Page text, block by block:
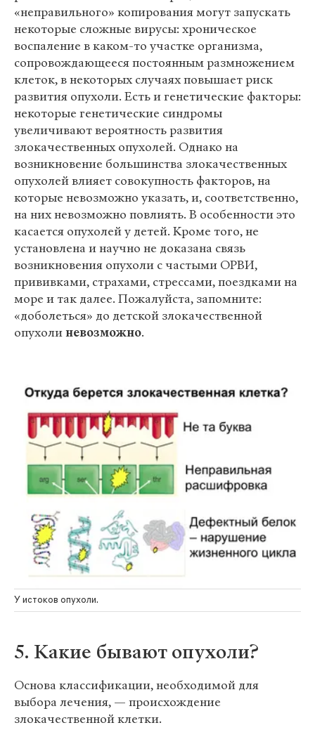
«неправильного» копирования могут запускать
некоторые сложные вирусы: хроническое
воспаление в каком-то участке организма,
сопровождающееся постоянным размножением
клеток, в некоторых случаях повышает риск
развития опухоли. Есть и генетические факторы:
некоторые генетические синдромы
увеличивают вероятность развития
злокачественных опухолей. Однако на
возникновение большинства злокачественных
опухолей влияет совокупность факторов, на
которые невозможно указать, и, соответственно,
на них невозможно повлиять. В особенности это
касается опухолей у детей. Кроме того, не
установлена и научно не доказана связь
возникновения опухоли с частыми ОРВИ,
прививками, страхами, стрессами, поездками на
море и так далее. Пожалуйста, запомните:
«доболеться» до детской злокачественной
опухолиневозможно.
У истоков опухоли.
5. Какие бывают опухоли?
Основа классификации, необходимой для
выбора лечения, — происхождение
злокачественной клетки.